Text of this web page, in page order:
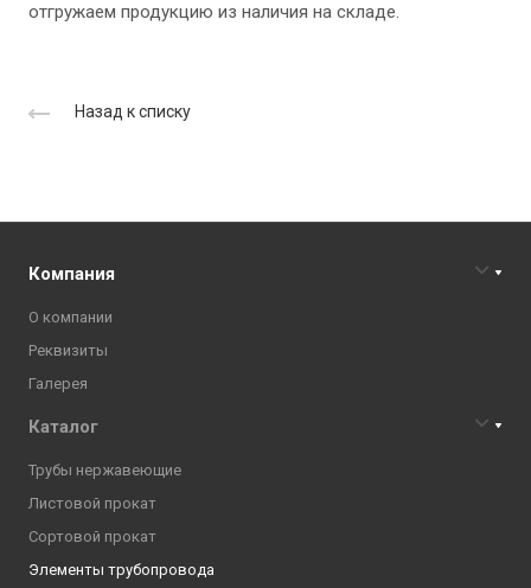
отгружаем продукцию из наличия на складе.
Назад к списку
Компания
О компании
Реквизиты
Галерея
Каталог
Трубы нержавеющие
Листовой прокат
Сортовой прокат
Элементы трубопровода